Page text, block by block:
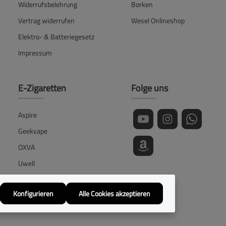
Widerrufsbelehrung
Vertrag widerrufen
Elektro- & Batteriegesetz
Impressum
Borken
Wesel Onlineshop
E-Zigaretten
Aspire
Geekvape
OXVA
Uwell
Voopoo
Folge uns
Konfigurieren Alle Cookies akzeptieren